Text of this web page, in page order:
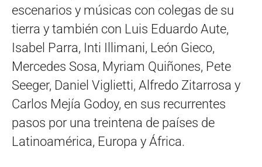
escenarios y músicas con colegas de su
tierra y también con Luis Eduardo Aute,
Isabel Parra, Inti Illimani, León Gieco,
Mercedes Sosa, Myriam Quiñones, Pete
Seeger, Daniel Viglietti, Alfredo Zitarrosa y
Carlos Mejía Godoy, en sus recurrentes
pasos por una treintena de países de
Latinoamérica, Europa y África.